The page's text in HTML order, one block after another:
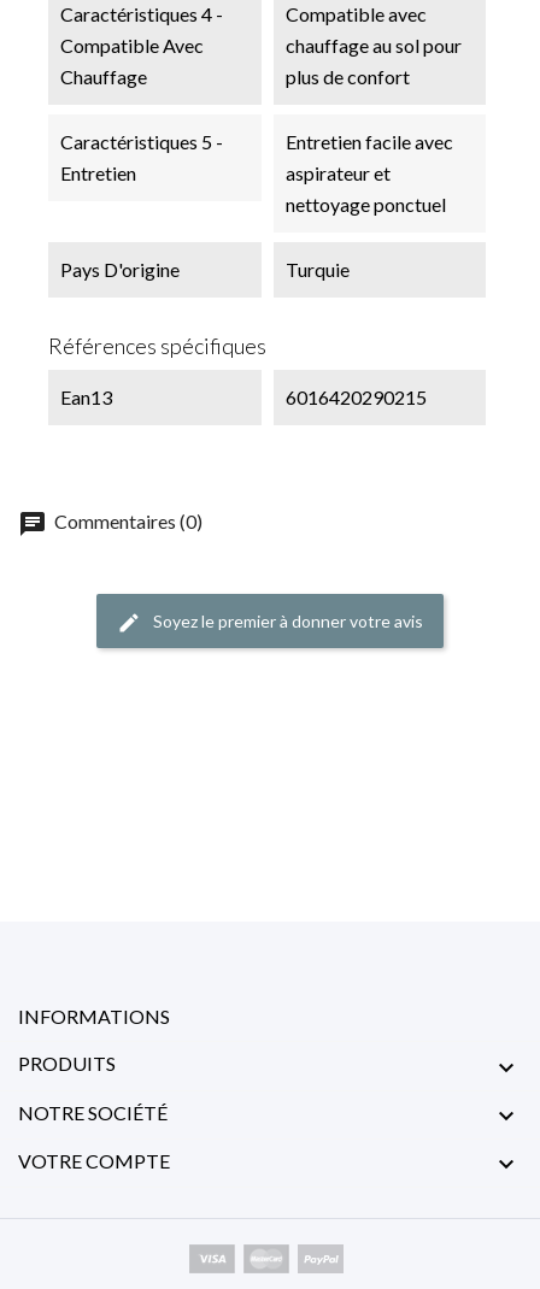
Caractéristiques 4 -
Compatible Avec
Chauffage
Compatible avec
chauffage au sol pour
plus de confort
Caractéristiques 5 -
Entretien
Entretien facile avec
aspirateur et
nettoyage ponctuel
Pays D'origine Turquie
Références spécifiques
Ean13 6016420290215
chat Commentaires (0)
edit Soyez le premier à donner votre avis
INFORMATIONS
PRODUITS 
NOTRE SOCIÉTÉ 
VOTRE COMPTE 